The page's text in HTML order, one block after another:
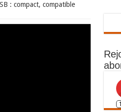
: compact, compatible